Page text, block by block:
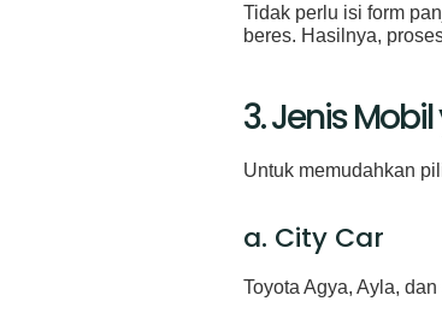
Tidak perlu isi form
beres. Hasilnya,
3. Jenis
Untuk memudahkan
a. City Car
Toyota Agya, Ayla,